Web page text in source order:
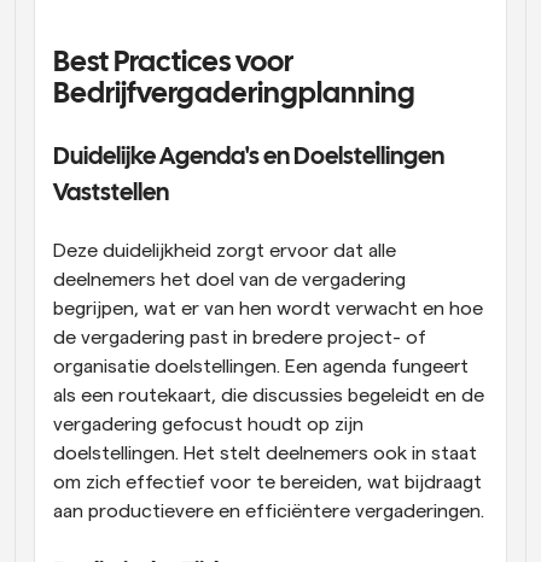
Best Practices voor
Bedrijfvergaderingplanning
Duidelijke Agenda's en Doelstellingen
Vaststellen
Deze duidelijkheid zorgt ervoor dat alle
deelnemers het doel van de vergadering
begrijpen, wat er van hen wordt verwacht en hoe
de vergadering past in bredere project- of
organisatie doelstellingen. Een agenda fungeert
als een routekaart, die discussies begeleidt en de
vergadering gefocust houdt op zijn
doelstellingen. Het stelt deelnemers ook in staat
om zich effectief voor te bereiden, wat bijdraagt
aan productievere en efficiëntere vergaderingen.